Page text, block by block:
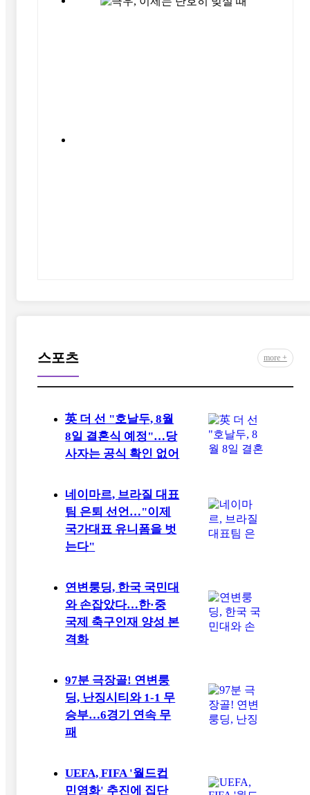
스포츠 more +
英 더 선 "호날두, 8월
8일 결혼식 예정"…당
사자는 공식 확인 없어
네이마르, 브라질 대표
팀 은퇴 선언…"이제
국가대표 유니폼을 벗
는다"
연변룽딩, 한국 국민대
와 손잡았다…한·중
국제 축구인재 양성 본
격화
97분 극장골! 연변룽
딩, 난징시티와 1-1 무
승부…6경기 연속 무
패
UEFA, FIFA '월드컵
민영화' 추진에 집단